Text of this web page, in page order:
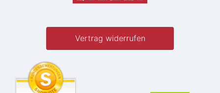
Vertrag widerrufen